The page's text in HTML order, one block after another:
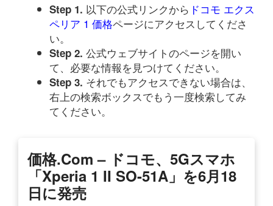
Step 1. 以下の公式リンクから ドコモ エクス
ペリア 1 価格ページにアクセスしてくださ
い。
Step 2. 公式ウェブサイトのページを開い
て、必要な情報を見つけてください。
Step 3. それでもアクセスできない場合は、
右上の検索ボックスでもう一度検索してみ
てください。
価格.com – ドコモ、5Gスマホ
「Xperia 1 II SO-51A」を6月18
日に発売